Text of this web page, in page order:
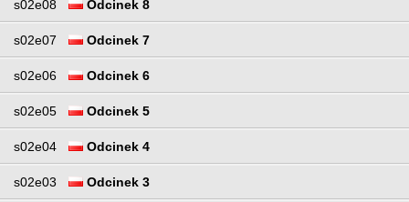
s02e08 Odcinek 8
s02e07 Odcinek 7
s02e06 Odcinek 6
s02e05 Odcinek 5
s02e04 Odcinek 4
s02e03 Odcinek 3